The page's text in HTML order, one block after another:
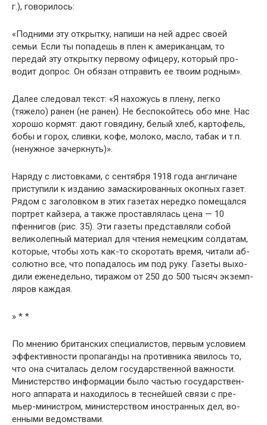
г.), говори­лось:
«Подними эту открытку, напиши на ней адрес своей
семьи. Если ты попадешь в плен к американцам, то
передай эту открытку первому офицеру, который про­
водит допрос. Он обязан отправить ее твоим родным».
Далее следовал текст: «Я нахожусь в плену, легко
(тяжело) ранен (не ранен). Не беспокойтесь обо мне. Нас
хорошо кормят: дают говядину, белый хлеб, кар­тофель,
бобы и горох, сливки, кофе, молоко, масло, табак и т.п.
(ненужное зачеркнуть)».
Наряду с листовками, с сентября 1918 года англича­не
приступили к изданию замаскированных окопных га­зет.
Рядом с заголовком в этих газетах нередко поме­щался
портрет кайзера, а также проставлялась цена — 10
пфеннигов (рис. 35). Эти газеты представляли собой
великолепный материал для чтения немецким солдатам,
которые, чтобы хоть как-то скоротать время, читали аб­
солютно все, что попадалось им под руку. Газеты выхо­
дили еженедельно, тиражом от 250 до 500 тысяч экземп­
ляров каждая.
» * *
По мнению британских специалистов, первым усло­вием
эффективности пропаганды на противника явилось то,
что она считалась делом государственной важности.
Министерство информации было частью государствен­
ного аппарата и находилось в теснейшей связи с пре­
мьер-министром, министерством иностранных дел, во­
енными ведомствами.